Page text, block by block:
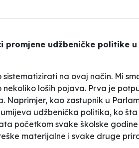
promjene udžbeničke politike
na ovaj način. Mi
loših pojava. Prva je
Naprimjer, kao zastupnik u
udžbenička politika, ko
početkom svake školske
materijalne i svake druge